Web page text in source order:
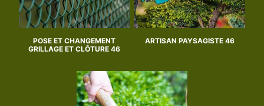
POSE ET CHANGEMENT
GRILLAGE ET CLÔTURE 46
ARTISAN PAYSAGISTE 46